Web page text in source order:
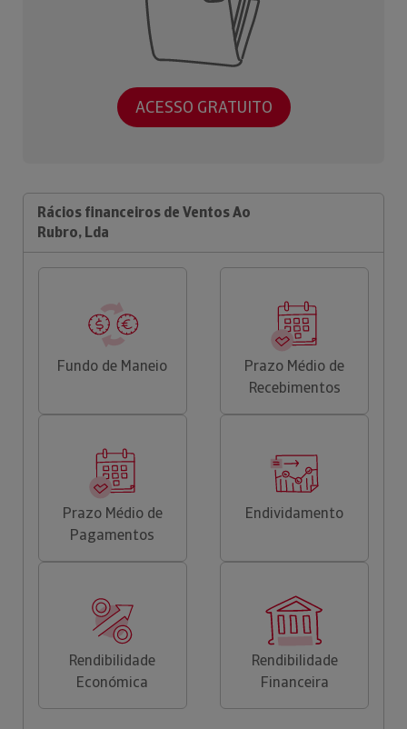
ACESSO GRATUITO
Rácios financeiros de Ventos Ao
Rubro, Lda
Fundo de Maneio
Prazo Médio de
Recebimentos
Prazo Médio de
Pagamentos
Endividamento
Rendibilidade
Económica
Rendibilidade
Financeira